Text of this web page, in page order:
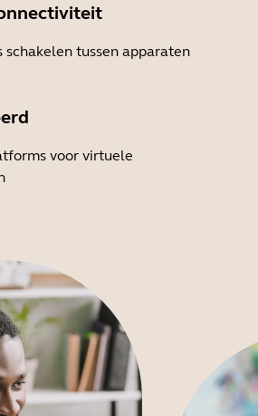
schakelen tussen apparaten
voor virtuele